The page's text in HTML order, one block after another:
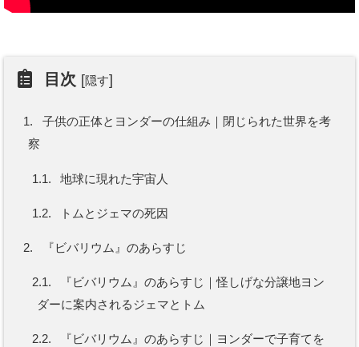
目次 [隠す]
1.
子供の正体とヨンダーの仕組み｜閉じられた世界を考
察
1.1. 地球に現れた宇宙人
1.2. トムとジェマの死因
2. 『ビバリウム』のあらすじ
2.1.
『ビバリウム』のあらすじ｜怪しげな分譲地ヨン
ダーに案内されるジェマとトム
2.2.
『ビバリウム』のあらすじ｜ヨンダーで子育てを